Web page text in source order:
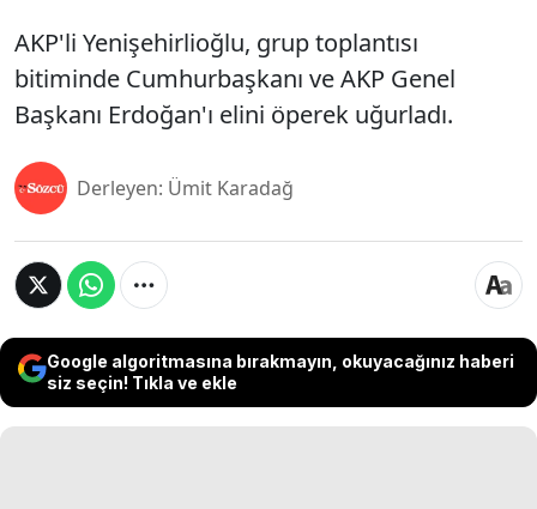
AKP'li Yenişehirlioğlu, grup toplantısı
bitiminde Cumhurbaşkanı ve AKP Genel
Başkanı Erdoğan'ı elini öperek uğurladı.
Derleyen: Ümit Karadağ
Google algoritmasına bırakmayın, okuyacağınız haberi
siz seçin! Tıkla ve ekle